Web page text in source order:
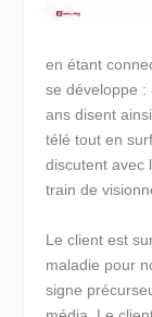
en étant
se développe :
ans disent
télé tout en
discutent avec
train de
Le client est
maladie pour
signe